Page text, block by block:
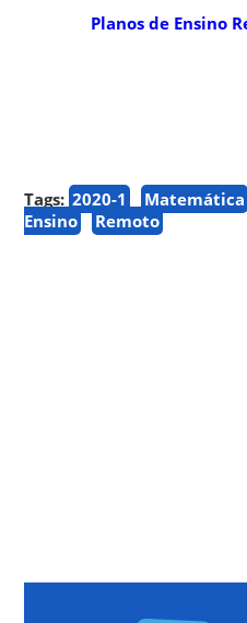
Planos de Ensino
Tags: 2020-1 Matemática
Ensino
Remoto